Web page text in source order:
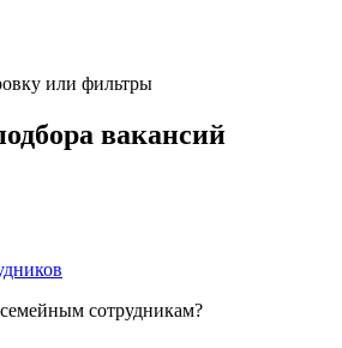
или фильтры
вакансий
сотрудникам?